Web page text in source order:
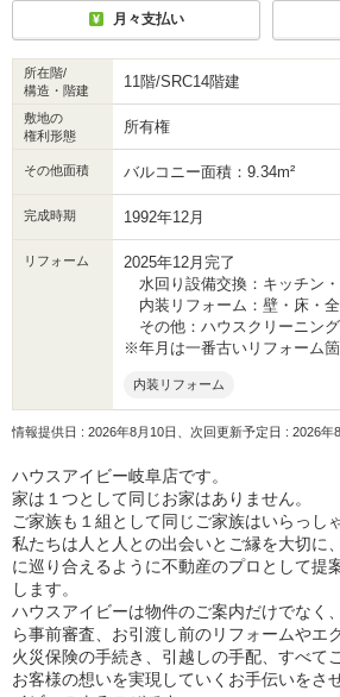
月々支払い
所在階/
構造・階建
11階/SRC14階建
敷地の
権利形態
所有権
その他面積 バルコニー面積：9.34m²
完成時期 1992年12月
リフォーム
2025年12月完了
水回り設備交換：キッチン
内装リフォーム：壁・床・
その他：ハウスクリーニング
※年月は一番古いリフォーム
内装リフォーム
情報提供日 : 2026年8月10日、次回更新予定日 : 2026年
ハウスアイビー岐阜店です。
家は１つとして同じお家はありません。
ご家族も１組として同じご家族はいらっし
私たちは人と人との出会いとご縁を大切に
に巡り合えるように不動産のプロとして提
します。
ハウスアイビーは物件のご案内だけでなく
ら事前審査、お引渡し前のリフォームやエ
火災保険の手続き、引越しの手配、すべて
お客様の想いを実現していくお手伝いをさ